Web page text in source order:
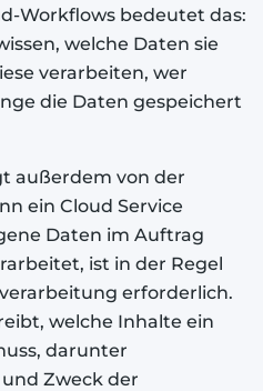
Workflows bedeutet das:
welche Daten sie
verarbeiten, wer
die Daten gespeichert
außerdem von der
ein Cloud Service
Daten im Auftrag
ist in der Regel
erforderlich.
welche Inhalte ein
darunter
Zweck der